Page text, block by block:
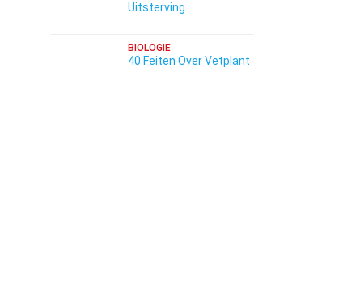
Uitsterving
BIOLOGIE
40 Feiten Over Vetplant